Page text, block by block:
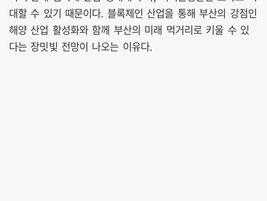
대할 수 있기 때문이다. 블록체인 산업을 통해 부산의 강점인
해양 산업 활성화와 함께 부산의 미래 먹거리로 키울 수 있
다는 장밋빛 전망이 나오는 이유다.